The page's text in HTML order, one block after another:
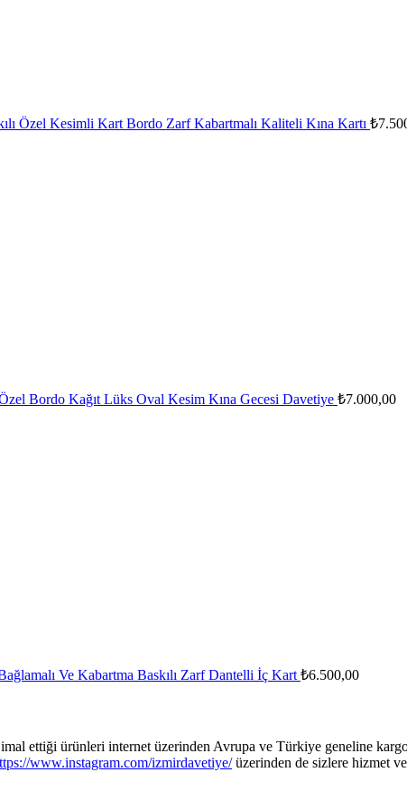
Özel Kesimli Kart Bordo Zarf Kabartmalı Kaliteli Kına Kartı ₺
Özel Bordo Kağıt Lüks Oval Kesim Kına Gecesi Davetiye ₺7.000,00
Ve Kabartma Baskılı Zarf Dantelli İç Kart ₺6.500,00
ettiği ürünleri internet üzerinden Avrupa ve Türkiye geneline
www.instagram.com/izmirdavetiye/üzerinden de sizlere hizmet